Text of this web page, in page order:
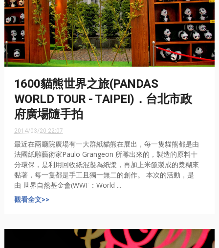
1600貓熊世界之旅(PANDAS
WORLD TOUR - TAIPEI)．台北市政
府廣場隨手拍
2014/03/20 22:07
最近在兩廳院廣場有一大群紙貓熊在展出，每一隻貓熊都是由
法國紙雕藝術家Paulo Grangeon 所雕出來的，製造的原料十
分環保，是利用回收紙混凝為紙漿，再加上米飯製成的漿糊來
黏著，每一隻都是手工且獨一無二的創作。 本次的活動，是
由 世界自然基金會(WWF：World ...
觀看全文>>